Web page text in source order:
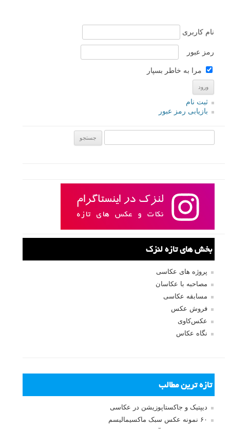
نام کاربری
رمز عبور
مرا به خاطر بسپار
ثبت نام
بازیابی رمز عبور
بخش های تازه لنزک
پروژه های عکاسی
مصاحبه با عکاسان
مسابقه عکاسی
فروش عکس
عکس‌کاوی
نگاه عکاس
تازه ترین مطالب
دیپتیک و جاکستا‌پوزیشن در عکاسی
۶۰ نمونه عکس سبک ماکسیمالیسم